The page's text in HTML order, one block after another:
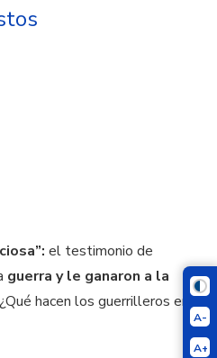
A-
A+
el testimonio de
guerra y le ganaron a la
hacen los guerrilleros en